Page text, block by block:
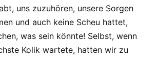
uns zuzuhören, unsere Sorgen
und auch keine Scheu hattet,
was sein könnte! Selbst, wenn
Kolik wartete, hatten wir zu